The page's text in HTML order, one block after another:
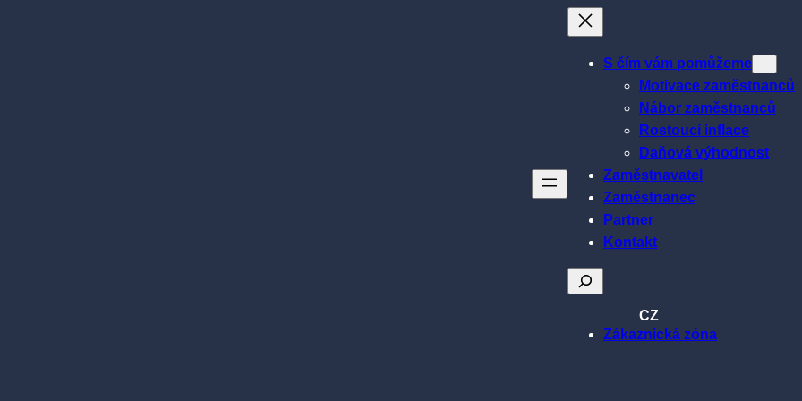
S čím vám pomůžeme
Motivace zaměstnanců
Nábor zaměstnanců
Rostoucí inflace
Daňová výhodnost
Zaměstnavatel
Zaměstnanec
Partner
Kontakt
Hledat
CZ
Zákaznická zóna